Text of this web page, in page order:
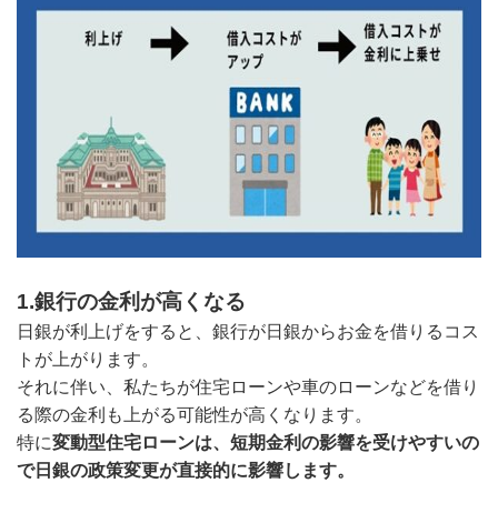
1.銀行の金利が高くなる
日銀が利上げをすると、銀行が日銀からお金を借りるコス
トが上がります。
それに伴い、私たちが住宅ローンや車のローンなどを借り
る際の金利も上がる可能性が高くなります。
特に変動型住宅ローンは、短期金利の影響を受けやすいの
で日銀の政策変更が直接的に影響します。